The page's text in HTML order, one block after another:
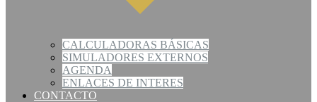
CALCULADORAS BÁSICAS
SIMULADORES EXTERNOS
AGENDA
ENLACES DE INTERES
CONTACTO